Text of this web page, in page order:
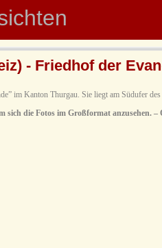
- Friedhof der
im Kanton Thurgau. Sie liegt am Südufer des
sich die Fotos im Großformat anzusehen. –